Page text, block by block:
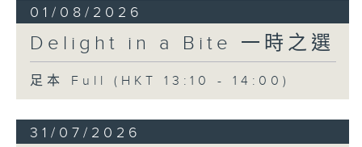
01/08/2026
Delight in a Bite 一時之選
足本 Full (HKT 13:10 - 14:00)
31/07/2026